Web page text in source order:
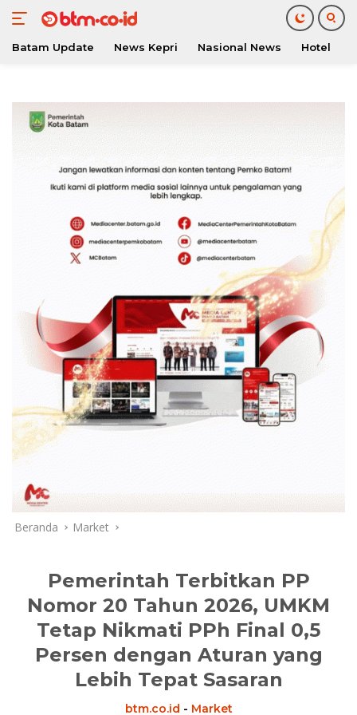
konten
Batam Update News Kepri Nasional News Hotel
Beranda Market
Pemerintah Terbitkan PP
Nomor 20 Tahun 2026, UMKM
Tetap Nikmati PPh Final 0,5
Persen dengan Aturan yang
Lebih Tepat Sasaran
btm.co.id - Market